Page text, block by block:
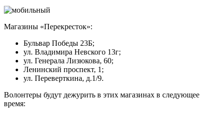
Магазины «Перекресток»:
Бульвар Победы 23Б;
ул. Владимира Невского 13г;
ул. Генерала Лизюкова, 60;
Ленинский проспект, 1;
ул. Переверткина, д.1/9.
Волонтеры будут дежурить в этих магазинах в следующее
время: